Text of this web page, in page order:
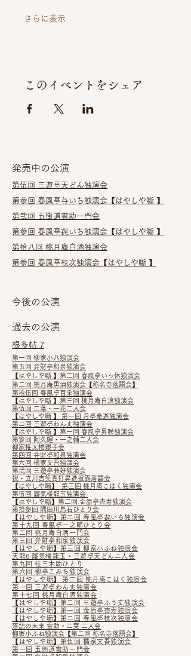
さらに表示
このイベントをシェア
発売中の公演
第伍回 三遊亭天どん独演会​
第参回 春風亭与いち独演会 【はやしや噺 】
第弐回 五街道雲助一門会
第参回 春風亭㐂いち独演会 【はやしや噺 】
第拾八回 桃月庵白酒独演会
第参回 春風亭枝次独演会【はやしや噺 】
今後の公演
過去の公演
根多帖 7
第一回 柳家小八独演会
第五回 弁財亭和泉独演会
【はやしや噺 】第二回 春風亭いっ休独演会
第二回 桃月庵黒酒独演会【称名寺落語会】
第拾伍回 春風亭百栄独演会
【はやしや噺 】第三回 桃月庵白浪独演会
第伍回 二葉・一花二人会
【はやしや噺 】 第一回 月亭希遊独演会
第二回 三遊亭わん丈独演会
【はやしや噺 】第一回 春風亭昇咲独演会
第参回 阿久鯉・一之輔二人会
柳家権太楼親子会
第四回 弁財亭和泉独演会
第六回 橘家文吾独演会
第弐回 三遊亭兼好独演会
祝・立川吉笑真打昇進披露落語会
【はやしや噺】 第三回 桃月庵こはく独演会
第伍回 蜃気楼龍玉独演会
【はやしや噺】第二回 金原亭杏寿独演会
第拾参回 隅田川馬石ひとり会
【はやしや噺】第二回 春風亭㐂いち独演会
第十九回 春風亭一之輔ひとり会
第二回 桃月庵白酒一門会
第三回 弁財亭和泉独演会
【はやしや噺】第三回 柳家小ふね独演会
天龍6 蜃気楼龍玉・三遊亭天どん二人会
第九回 桂三木助ひとり
第六回 柳亭こみち独演会
【はやしや噺】​ 第二回 桃月庵こはく独演会
第一回 三遊亭わん丈独演会
第十七回 桃月庵白酒独演会
【はやしや噺】第二回 三遊亭ふう丈独演会
【はやしや噺】第一回 金原亭杏寿独演会
【はやしや噺】第二回 春風亭枝次独演会
落語の未来 雲助・二葉 二人会
柳家小ふね独演会​【第二回 称名寺落語会】
【はやしや噺】第伍回 橘家文吾独演会
第一回 五街道雲助一門会